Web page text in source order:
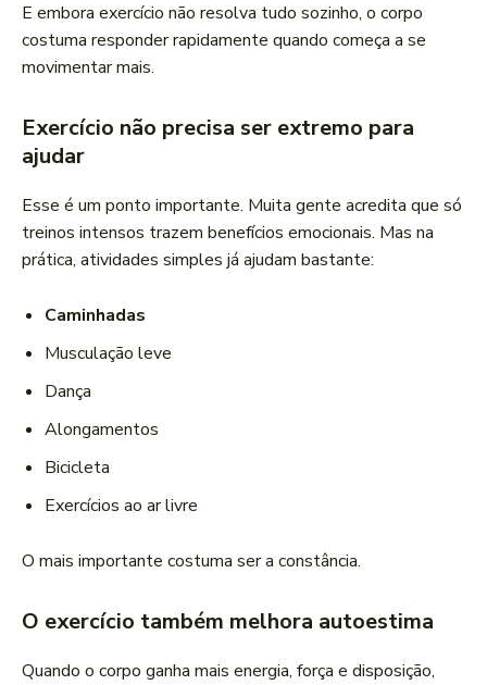
E embora exercício não resolva tudo sozinho, o corpo
costuma responder rapidamente quando começa a se
movimentar mais.
Exercício não precisa ser extremo para
ajudar
Esse é um ponto importante. Muita gente acredita que só
treinos intensos trazem benefícios emocionais. Mas na
prática, atividades simples já ajudam bastante:
Caminhadas
Musculação leve
Dança
Alongamentos
Bicicleta
Exercícios ao ar livre
O mais importante costuma ser a constância.
O exercício também melhora autoestima
Quando o corpo ganha mais energia, força e disposição,